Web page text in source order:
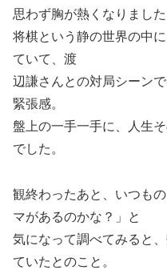
思わず胸が熱くなりました
将棋という静の世界の中
ていて、渡
辺謙さんとの対局シーン
緊張感。
盤上の一手一手に、人生
でした。
観終わったあと、いつも
マがあるのかな？」と
気になって調べてみると
ていたとのこと。